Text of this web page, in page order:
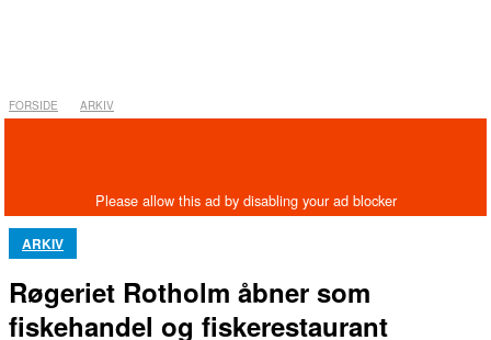
FORSIDE ARKIV
ARKIV
Røgeriet Rotholm åbner som
fiskehandel og fiskerestaurant